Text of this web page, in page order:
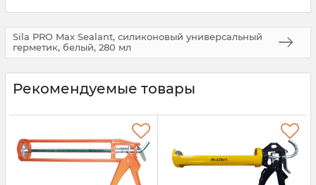
Sila PRO Max Sealant, силиконовый универсальный
герметик, белый, 280 мл
Рекомендуемые товары